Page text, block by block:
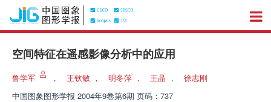
空间特征在遥感影像分析中的应用
鲁学军 ， 王钦敏 ， 明冬萍 ， 王晶 ，
徐志刚
中国图象图形学报 2004年9卷第6期 页码：737